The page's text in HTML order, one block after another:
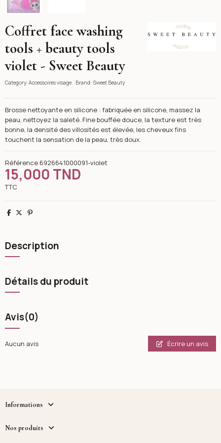
Sweet Beauty
Coffret face washing
tools + beauty tools
violet - Sweet Beauty
Category: Accessoires visage Brand: Sweet Beauty
Brosse nettoyante en silicone : fabriquée en silicone, massez la
peau, nettoyez la saleté. Fine bouffée douce, la texture est très
bonne, la densité des villosités est élevée, les cheveux fins
touchent la sensation de la peau, très doux.
Référence 6926641000091-violet
15,000 TND
TTC
Partager
TweetPinterest
Description
Détails du produit
Avis(0)
Aucun avis Écrire un avis
Informations
Nos produits